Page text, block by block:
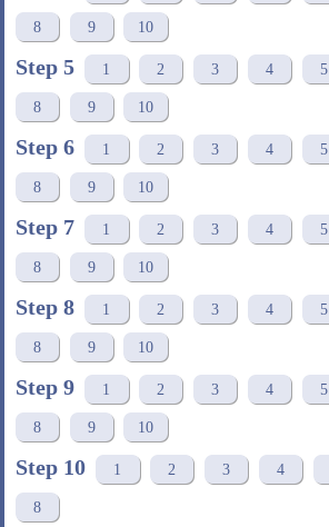
8 9 10
Step 5 1 2 3 4 5
8 9 10
Step 6 1 2 3 4 5
8 9 10
Step 7 1 2 3 4 5
8 9 10
Step 8 1 2 3 4 5
8 9 10
Step 9 1 2 3 4 5
8 9 10
Step 10 1 2 3 4
8